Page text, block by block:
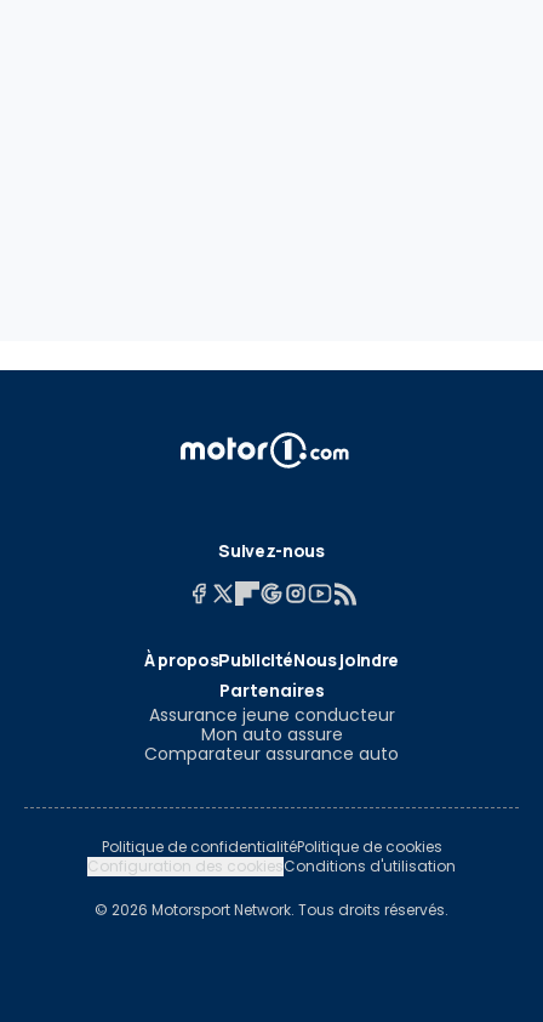
Suivez-nous
À proposPublicitéNous joindre
Partenaires
Assurance jeune conducteur
Mon auto assure
Comparateur assurance auto
Politique de confidentialitéPolitique de cookies
Configuration des cookiesConditions d'utilisation
© 2026 Motorsport Network. Tous droits réservés.